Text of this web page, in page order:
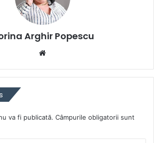
Arghir Popescu
va fi publicată. Câmpurile obligatorii sunt